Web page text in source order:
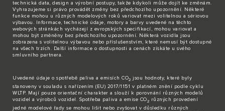
technická data, design a výrobní postupy, takže kdykoli může dojít ke změnám.
Vyhrazujeme si právo provádět změny bez předchozího upozornění. Některé
funkce mohou u různých modelových roků variovat mezi volitelnou a sériovou
výbavou. Informace, technické údaje, motory a barvy uvedené na těchto
webových stránkách vycházejí z evropských specifikací, mohou variovat a
mohou být změněny bez předchozího upozornění. Některá vozidla jsou
zobrazena s volitelnou výbavou nebo příslušenstvím, které nemusí být dostupné
na všech trzích. Další informace o dostupnosti a cenách získáte u svého
smluvního partnera.
Uvedené údaje o spotřebě paliva a emisích CO2 jsou hodnoty, které byly
stanoveny v souladu s nařízením (EU) 2017/1151 v platném znění podle cyklu
WLTP. Mají pouze orientační charakter a slouží k porovnání různých modelů
vozidel a výrobců vozidel. Spotřeba paliva a emise CO2
různých provedení
jedné modelové řady se mohou lišit nebo zvyšovat v důsledku různých